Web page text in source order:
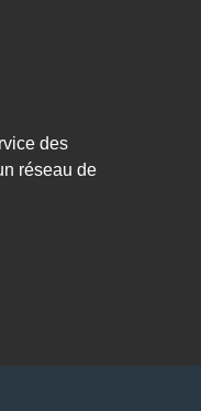
des
réseau de